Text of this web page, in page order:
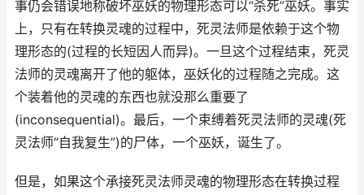
事仍会错误地称破坏巫妖的物理形态可以“杀死”巫妖。事实
上，只有在转换灵魂的过程中，死灵法师是依赖于这个物
理形态的(过程的长短因人而异)。一旦这个过程结束，死灵
法师的灵魂离开了他的躯体，巫妖化的过程随之完成。这
个装着他的灵魂的东西也就没那么重要了
(inconsequential)。最后，一个束缚着死灵法师的灵魂(死
灵法师“自我复生”)的尸体，一个巫妖，诞生了。
但是，如果这个承接死灵法师灵魂的物理形态在转换过程